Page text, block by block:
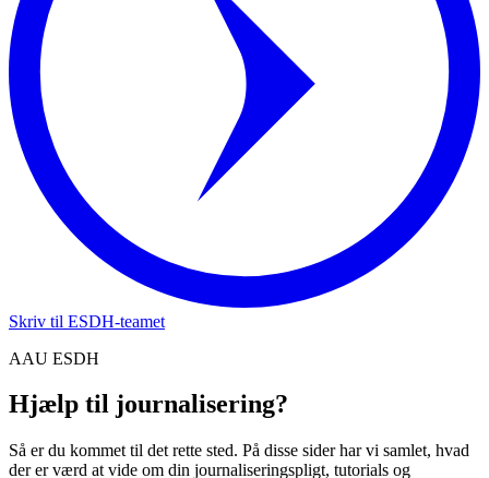
Skriv til ESDH-teamet
AAU ESDH
Hjælp til journalisering?
Så er du kommet til det rette sted. På disse sider har vi samlet, hvad
der er værd at vide om din journaliseringspligt, tutorials og